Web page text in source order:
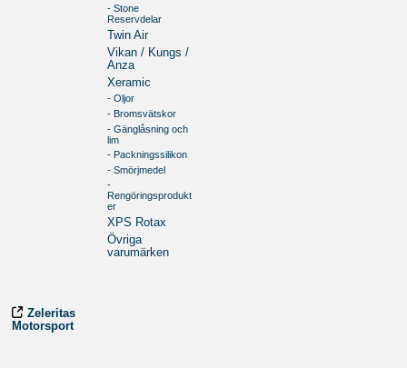
- Stone
Reservdelar
Twin Air
Vikan / Kungs /
Anza
Xeramic
- Oljor
- Bromsvätskor
- Gänglåsning och
lim
- Packningssilikon
- Smörjmedel
-
Rengöringsprodukt
er
XPS Rotax
Övriga
varumärken
Zeleritas
Motorsport